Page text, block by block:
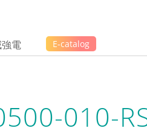
電 E-catalog
010-